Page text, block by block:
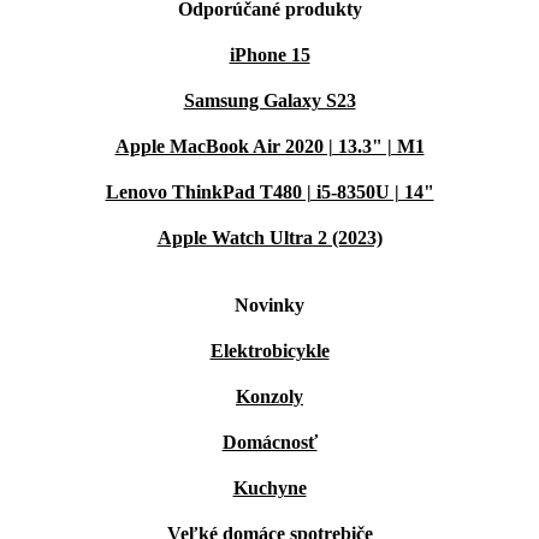
Odporúčané produkty
iPhone 15
Samsung Galaxy S23
Apple MacBook Air 2020 | 13.3" | M1
Lenovo ThinkPad T480 | i5-8350U | 14"
Apple Watch Ultra 2 (2023)
Novinky
Elektrobicykle
Konzoly
Domácnosť
Kuchyne
Veľké domáce spotrebiče